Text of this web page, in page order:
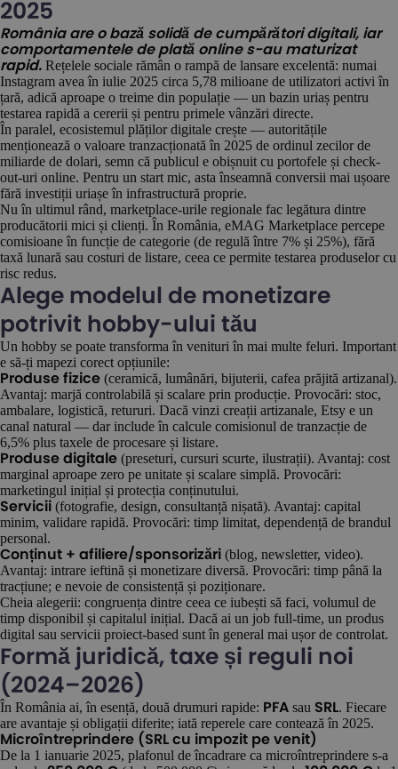
2025
România are o bază solidă de cumpărători digitali, iar
comportamentele de plată online s-au maturizat
rapid. Rețelele sociale rămân o rampă de lansare excelentă: numai
Instagram avea în iulie 2025 circa 5,78 milioane de utilizatori activi în
țară, adică aproape o treime din populație — un bazin uriaș pentru
testarea rapidă a cererii și pentru primele vânzări directe.
În paralel, ecosistemul plăților digitale crește — autoritățile
menționează o valoare tranzacționată în 2025 de ordinul zecilor de
miliarde de dolari, semn că publicul e obișnuit cu portofele și check-
out-uri online. Pentru un start mic, asta înseamnă conversii mai ușoare
fără investiții uriașe în infrastructură proprie.
Nu în ultimul rând, marketplace-urile regionale fac legătura dintre
producătorii mici și clienți. În România, eMAG Marketplace percepe
comisioane în funcție de categorie (de regulă între 7% și 25%), fără
taxă lunară sau costuri de listare, ceea ce permite testarea produselor cu
risc redus.
Alege modelul de monetizare
potrivit hobby-ului tău
Un hobby se poate transforma în venituri în mai multe feluri. Important
e să-ți mapezi corect opțiunile:
Produse fizice (ceramică, lumânări, bijuterii, cafea prăjită artizanal).
Avantaj: marjă controlabilă și scalare prin producție. Provocări: stoc,
ambalare, logistică, retururi. Dacă vinzi creații artizanale, Etsy e un
canal natural — dar include în calcule comisionul de tranzacție de
6,5% plus taxele de procesare și listare.
Produse digitale (preseturi, cursuri scurte, ilustrații). Avantaj: cost
marginal aproape zero pe unitate și scalare simplă. Provocări:
marketingul inițial și protecția conținutului.
Servicii (fotografie, design, consultanță nișată). Avantaj: capital
minim, validare rapidă. Provocări: timp limitat, dependență de brandul
personal.
Conținut + afiliere/sponsorizări (blog, newsletter, video).
Avantaj: intrare ieftină și monetizare diversă. Provocări: timp până la
tracțiune; e nevoie de consistență și poziționare.
Cheia alegerii: congruența dintre ceea ce iubești să faci, volumul de
timp disponibil și capitalul inițial. Dacă ai un job full-time, un produs
digital sau servicii proiect-based sunt în general mai ușor de controlat.
Formă juridică, taxe și reguli noi
(2024–2026)
În România ai, în esență, două drumuri rapide: PFA sau SRL. Fiecare
are avantaje și obligații diferite; iată reperele care contează în 2025.
Microîntreprindere (SRL cu impozit pe venit)
De la 1 ianuarie 2025, plafonul de încadrare ca microîntreprindere s-a